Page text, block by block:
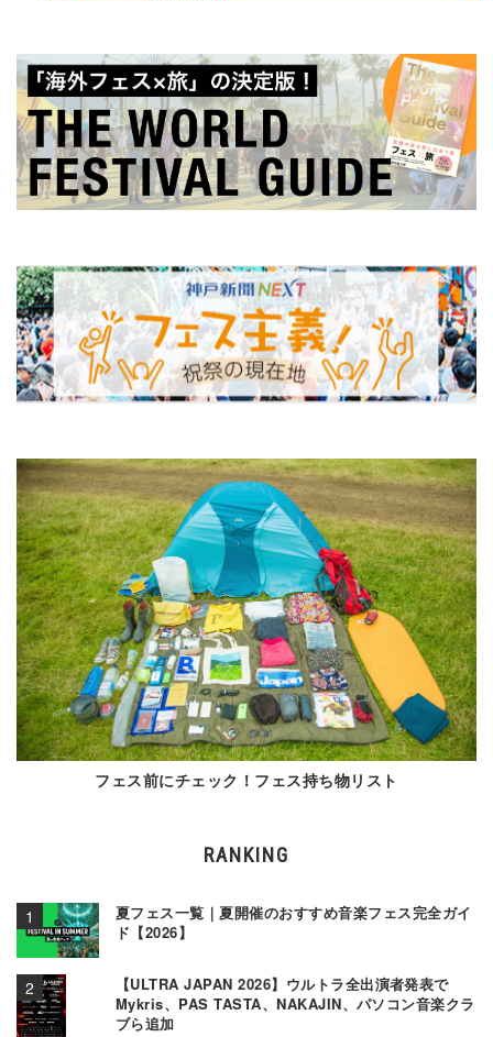
フェス前にチェック！フェス持ち物リスト
RANKING
夏フェス一覧｜夏開催のおすすめ音楽フェス完全ガイ
ド【2026】
【ULTRA JAPAN 2026】ウルトラ全出演者発表で
Mykris、PAS TASTA、NAKAJIN、パソコン音楽クラ
ブら追加